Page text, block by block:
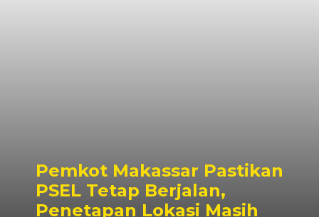
Pemkot Makassar Pastikan
PSEL Tetap Berjalan,
Penetapan Lokasi Masih